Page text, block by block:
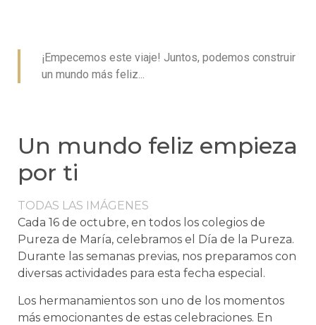
¡Empecemos este viaje! Juntos, podemos construir
un mundo más feliz...
Un mundo feliz empieza
por ti
TODAS LAS IMÁGENES
Cada 16 de octubre, en todos los colegios de
Pureza de María, celebramos el Día de la Pureza.
Durante las semanas previas, nos preparamos con
diversas actividades para esta fecha especial.
Los hermanamientos son uno de los momentos
más emocionantes de estas celebraciones. En